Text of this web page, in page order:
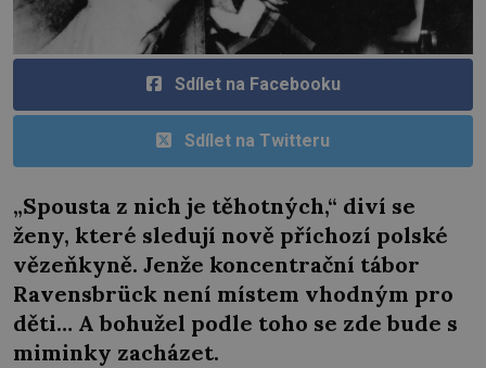
Sdílet na Facebooku
Sdílet na Twitteru
„Spousta z nich je těhotných,“ diví se
ženy, které sledují nově příchozí polské
vězeňkyně. Jenže koncentrační tábor
Ravensbrück není místem vhodným pro
děti… A bohužel podle toho se zde bude s
miminky zacházet.